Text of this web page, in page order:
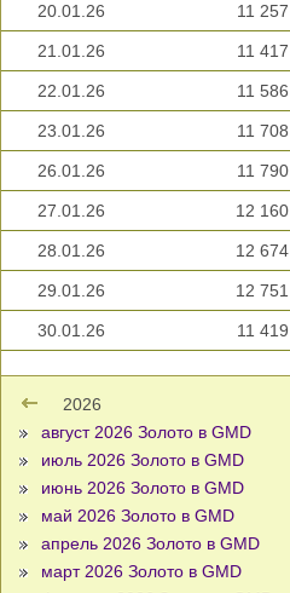
20.01.26 11 257
21.01.26 11 417
22.01.26 11 586
23.01.26 11 708
26.01.26 11 790
27.01.26 12 160
28.01.26 12 674
29.01.26 12 751
30.01.26 11 419
2026
август 2026 Золото в GMD
июль 2026 Золото в GMD
июнь 2026 Золото в GMD
май 2026 Золото в GMD
апрель 2026 Золото в GMD
март 2026 Золото в GMD